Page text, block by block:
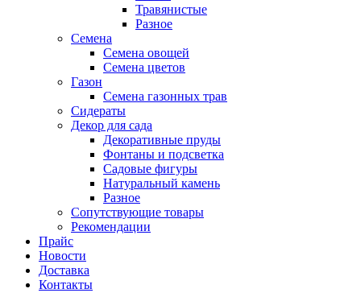
Травянистые
Разное
Семена
Семена овощей
Семена цветов
Газон
Семена газонных трав
Сидераты
Декор для сада
Декоративные пруды
Фонтаны и подсветка
Садовые фигуры
Натуральный камень
Разное
Сопутствующие товары
Рекомендации
Прайс
Новости
Доставка
Контакты